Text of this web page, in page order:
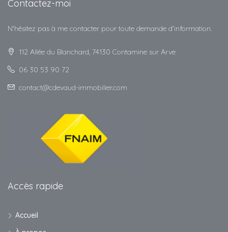
Contactez-moi
N'hésitez pas à me contacter pour toute demande d'information.
112 Allée du Blanchard, 74130 Contamine sur Arve
06 30 53 90 72
contact@cdevaud-immobilier.com
Accès rapide
Accueil